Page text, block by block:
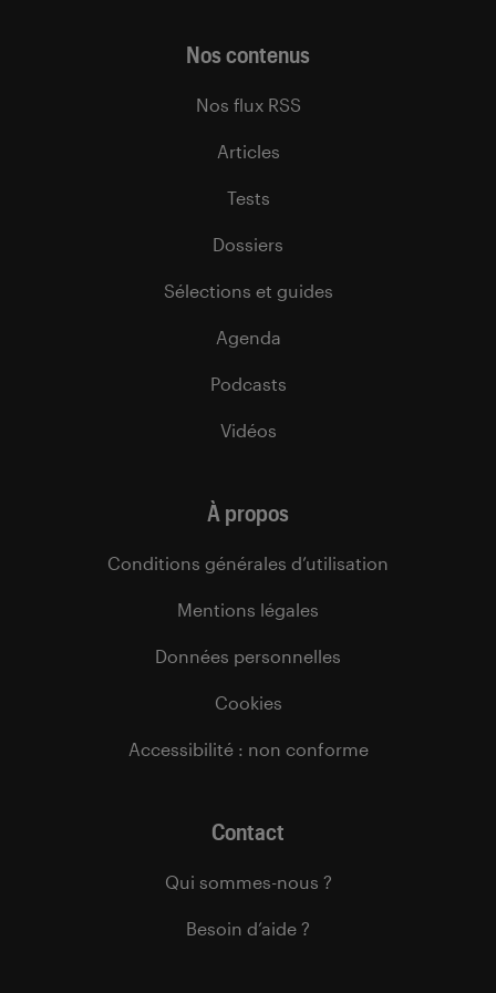
Nos contenus
Nos flux RSS
Articles
Tests
Dossiers
Sélections et guides
Agenda
Podcasts
Vidéos
À propos
Conditions générales d’utilisation
Mentions légales
Données personnelles
Cookies
Accessibilité : non conforme
Contact
Qui sommes-nous ?
Besoin d’aide ?